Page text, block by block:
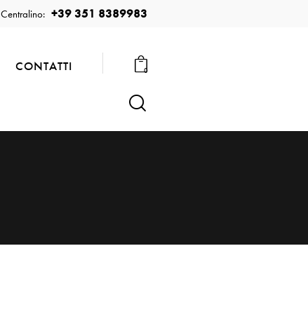
Centralino: +39 351 8389983
CONTATTI 0